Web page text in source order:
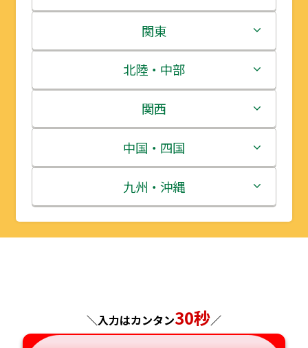
北海道
青森県
岩手県
宮城県
秋田県
山形県
関東
茨城県
栃木県
群馬県
埼玉県
千葉県
北陸・中部
新潟県
富山県
石川県
福井県
岐阜県
関西
三重県
滋賀県
京都府
奈良県
中国・四国
鳥取県
島根県
山口県
九州・沖縄
福岡県
熊本県
＼入力はカンタン30秒／